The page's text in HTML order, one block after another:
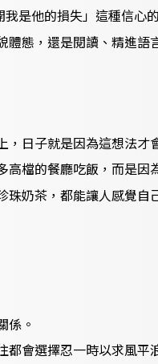
是他的損失」這種信心
態，還是閱讀、精進
日子就是因為這想法
檔的餐廳吃飯，而是因
奶茶，都能讓人感覺
係。
會選擇忍一時以求風平